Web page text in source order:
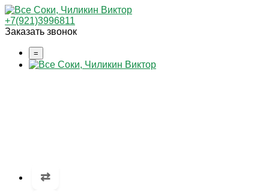
+7(921)3996811
Заказать звонок
=
⇄